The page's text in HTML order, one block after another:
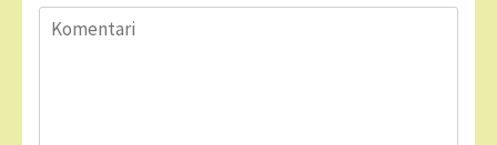
Komentari